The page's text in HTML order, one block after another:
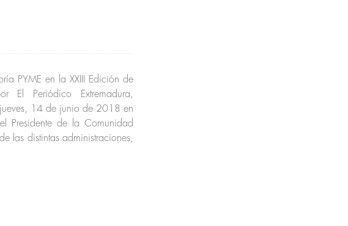
PYME en la XXIII Edición de
El Periódico Extremadura,
14 de junio de 2018 en
Presidente de la Comunidad
las distintas administraciones,